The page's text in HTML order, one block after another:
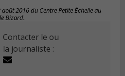
2016 du Centre Petite Échelle au
Bizard.
Contacter le ou
la journaliste :